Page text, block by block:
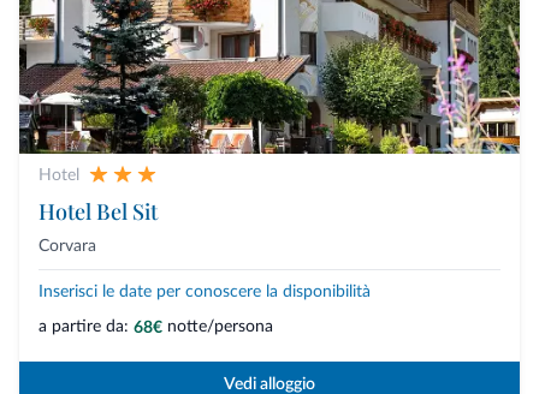
Hotel
Hotel Bel Sit
Corvara
Inserisci le date per conoscere la disponibilità
a partire da: 68€ notte/persona
Vedi alloggio